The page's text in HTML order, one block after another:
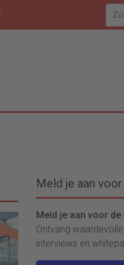
Meld je aan
Meld je aan voor
Ontvang
interviews en